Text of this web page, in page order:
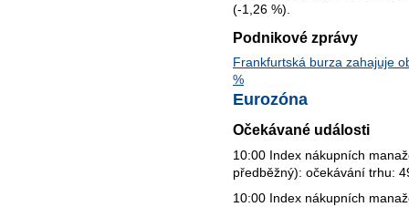
(-1,26 %).
Podnikové zprávy
Frankfurtská burza zahajuje
%
Eurozóna
Očekávané události
10:00 Index nákupních
předběžný): očekávání trhu:
10:00 Index nákupních